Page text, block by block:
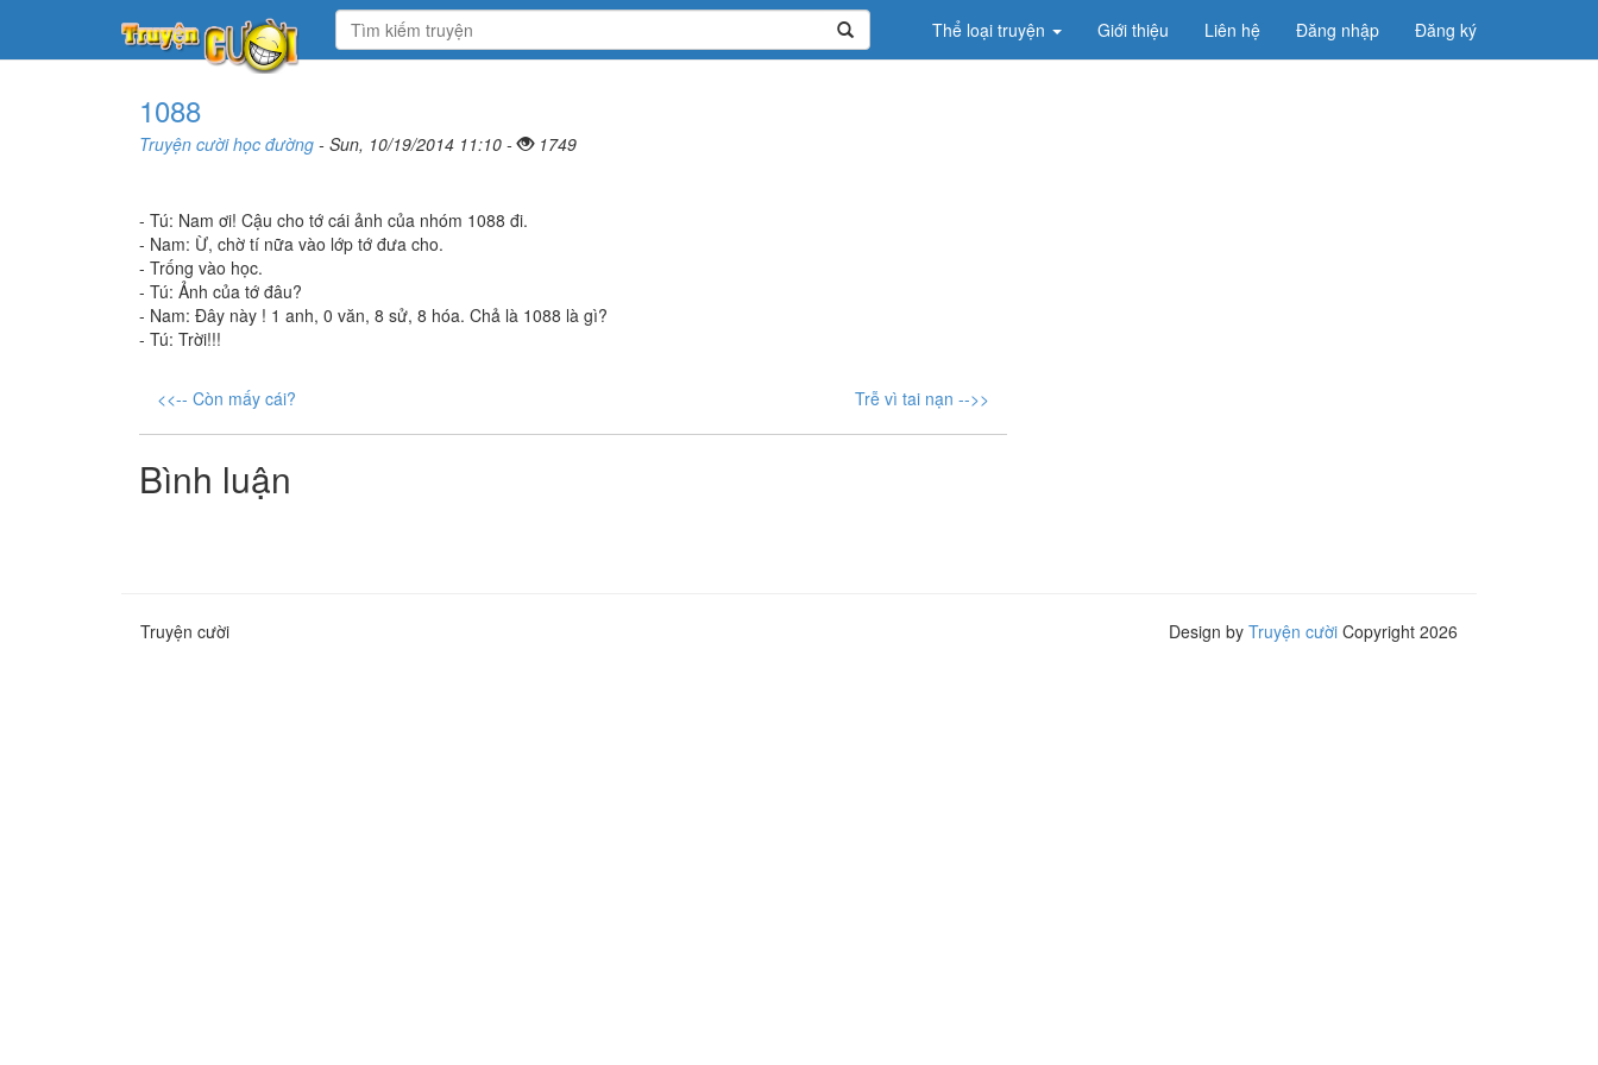
Thể loại truyện Giới thiệu Liên hệ Đăng nhập Đăng ký
1088
Truyện cười học đường - Sun, 10/19/2014 11:10 - 1749
- Tú: Nam ơi! Cậu cho tớ cái ảnh của nhóm 1088 đi.
- Nam: Ừ, chờ tí nữa vào lớp tớ đưa cho.
- Trống vào học.
- Tú: Ảnh của tớ đâu?
- Nam: Đây này ! 1 anh, 0 văn, 8 sử, 8 hóa. Chả là 1088 là gì?
- Tú: Trời!!!
<<-- Còn mấy cái? Trễ vì tai nạn -->>
Bình luận
Truyện cười Design by Truyện cười Copyright 2026